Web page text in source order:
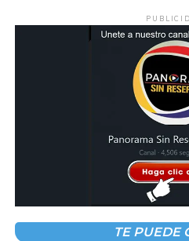
la institución.
“Azul de por vida” es el lema
Ambas playeras están
microfibra de poliéster. Cuenta
tecnología Coolfit para
PRECIOS DE LAS PLAYERAS
TE PUEDE